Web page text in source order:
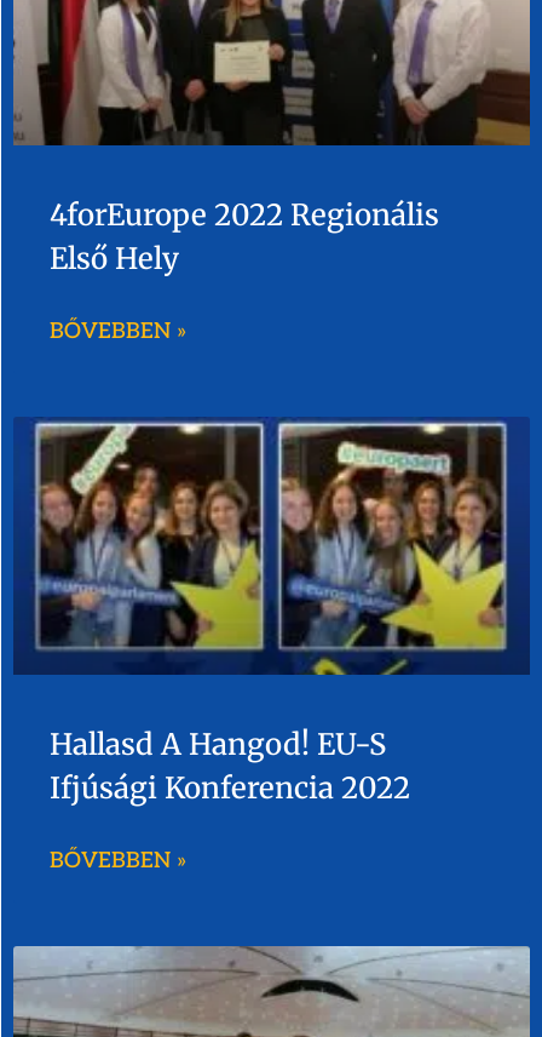
4forEurope 2022 Regionális
Első Hely
BŐVEBBEN »
Hallasd A Hangod! EU-S
Ifjúsági Konferencia 2022
BŐVEBBEN »